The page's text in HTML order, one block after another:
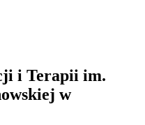
i Terapii im.
w